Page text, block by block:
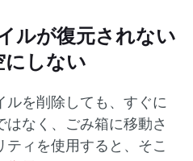
ルが復元されない
にしない
ルを削除しても、すぐに
なく、ごみ箱に移動さ
ィを使用すると、そこ